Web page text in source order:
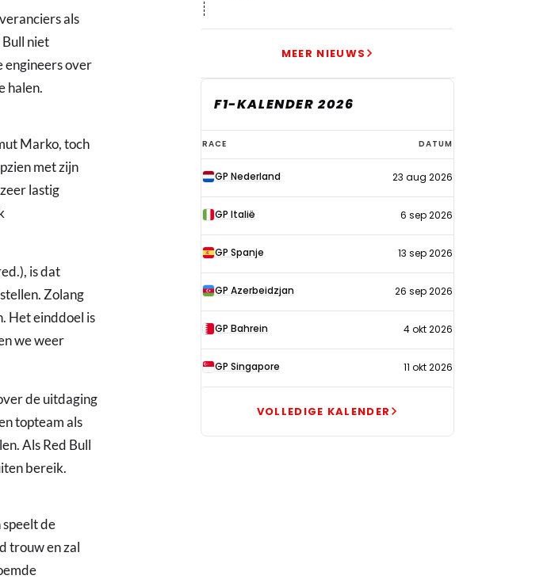
als
niet
engineers over
halen.
Marko, toch
met zijn
lastig
is dat
Zolang
Het einddoel is
we weer
de uitdaging
topteam als
Als Red Bull
bereik.
de
trouw en zal
MEER NIEUWS
F1-KALENDER 2026
F1-
kalender
2026
RACE DATUM
GP Nederland 23 aug 2026
GP Italië 6 sep 2026
GP Spanje 13 sep 2026
GP Azerbeidzjan 26 sep 2026
GP Bahrein 4 okt 2026
GP Singapore 11 okt 2026
VOLLEDIGE KALENDER